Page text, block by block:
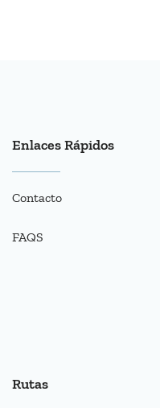
Enlaces Rápidos
Contacto
FAQS
Rutas